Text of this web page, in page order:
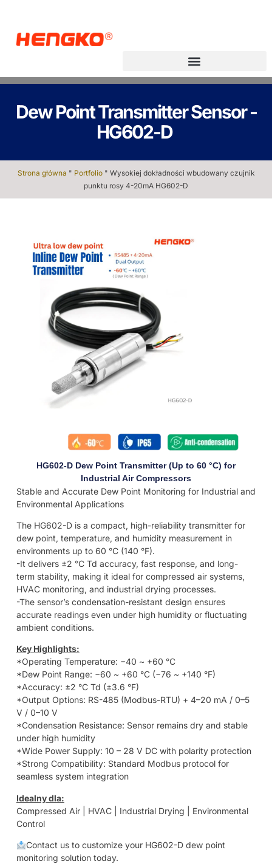
Dew Point Transmitter Sensor -
HG602-D
Strona główna " Portfolio" Wysokiej dokładności wbudowany czujnik
punktu rosy 4-20mA HG602-D
HG602-D Dew Point Transmitter (Up to 60 °C) for
Industrial Air Compressors
Stable and Accurate Dew Point Monitoring for Industrial and
Environmental Applications
The HG602-D is a compact, high-reliability transmitter for
dew point, temperature, and humidity measurement in
environments up to 60 °C (140 °F).
-It delivers ±2 °C Td accuracy, fast response, and long-
term stability, making it ideal for compressed air systems,
HVAC monitoring, and industrial drying processes.
-The sensor’s condensation-resistant design ensures
accurate readings even under high humidity or fluctuating
ambient conditions.
Key Highlights:
*Operating Temperature: −40 ~ +60 °C
*Dew Point Range: −60 ~ +60 °C (−76 ~ +140 °F)
*Accuracy: ±2 °C Td (±3.6 °F)
*Output Options: RS-485 (Modbus-RTU) + 4–20 mA / 0–5
V / 0–10 V
*Condensation Resistance: Sensor remains dry and stable
under high humidity
*Wide Power Supply: 10 – 28 V DC with polarity protection
*Strong Compatibility: Standard Modbus protocol for
seamless system integration
Idealny dla:
Compressed Air | HVAC | Industrial Drying | Environmental
Control
Contact us to customize your HG602-D dew point
monitoring solution today.